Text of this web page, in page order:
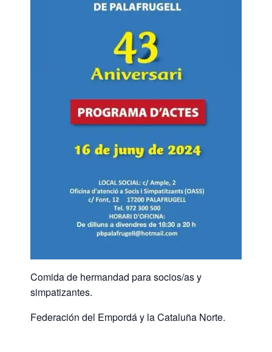
Comida de hermandad para socios/as y
simpatizantes.
Federación del Empordá y la Cataluña Norte.